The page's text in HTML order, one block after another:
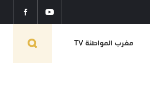
مغرب المواطنة TV